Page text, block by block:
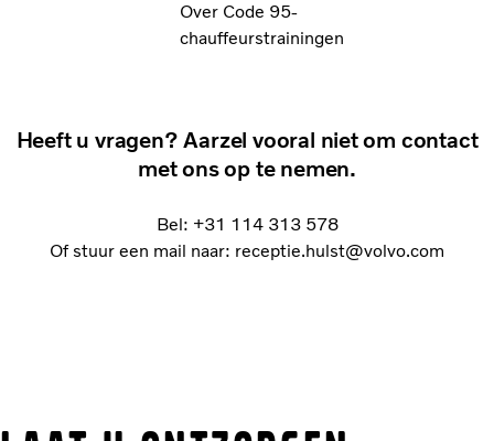
Over Code 95-
chauffeurstrainingen
Heeft u vragen? Aarzel vooral niet om contact
met ons op te nemen.
Bel: +31 114 313 578
Of stuur een mail naar: receptie.hulst@volvo.com